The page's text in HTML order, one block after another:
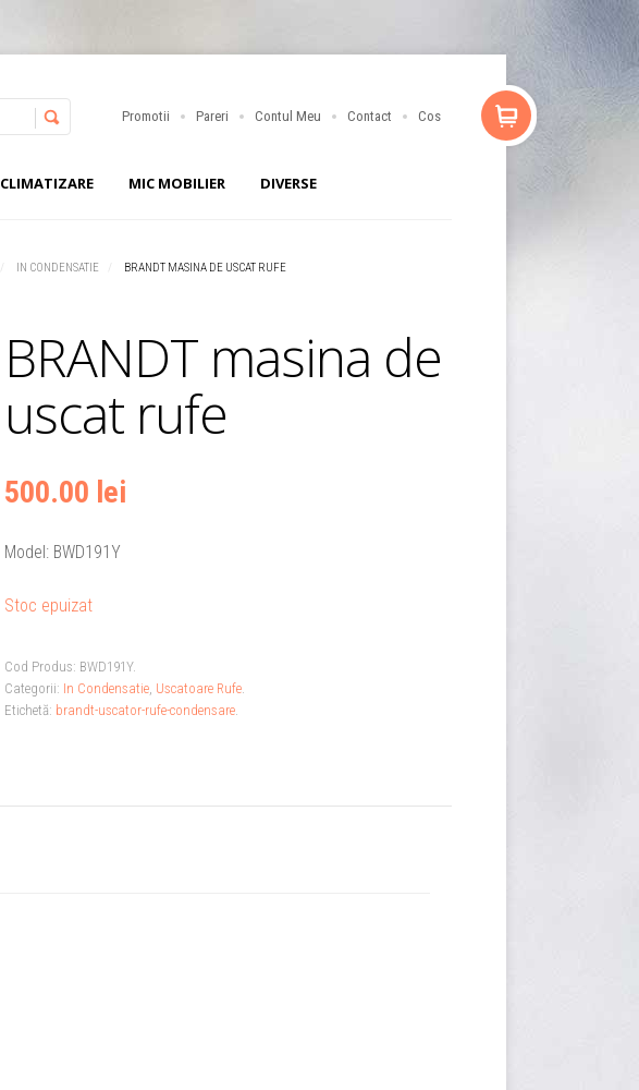
Promotii Pareri Contul Meu Contact Cos
CLIMATIZARE MIC MOBILIER DIVERSE
IN CONDENSATIE BRANDT MASINA DE USCAT RUFE
BRANDT masina de
uscat rufe
500.00 lei
Model: BWD191Y
Stoc epuizat
Cod Produs: BWD191Y.
Categorii: In Condensatie, Uscatoare Rufe.
Etichetă: brandt-uscator-rufe-condensare.